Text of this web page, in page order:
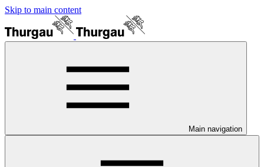
Skip to main content
Main navigation